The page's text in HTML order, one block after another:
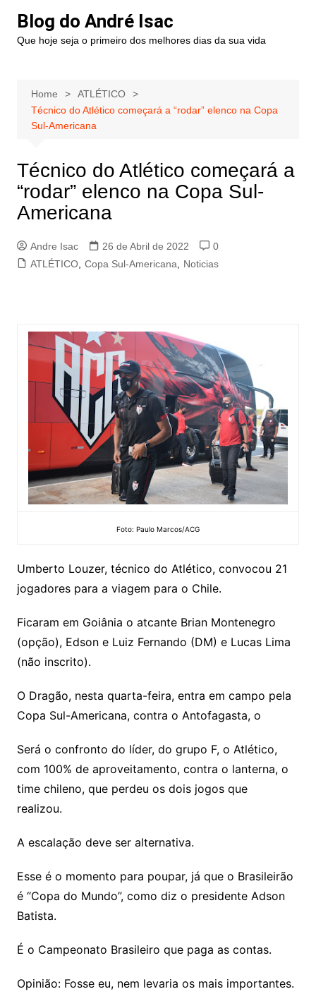
Blog do André Isac
Que hoje seja o primeiro dos melhores dias da sua vida
Home
ATLÉTICO
Técnico do Atlético começará a “rodar” elenco na Copa
Sul-Americana
Técnico do Atlético começará a
“rodar” elenco na Copa Sul-
Americana
Andre Isac 26 de Abril de 2022
0
ATLÉTICO, Copa Sul-Americana Noticias
Foto: Paulo Marcos/ACG
Umberto Louzer, técnico do Atlético, convocou 21
jogadores para a viagem para o Chile.
Ficaram em Goiânia o atcante Brian Montenegro
(opção), Edson e Luiz Fernando (DM) e Lucas Lima
(não inscrito).
O Dragão, nesta quarta-feira, entra em campo pela
Copa Sul-Americana, contra o Antofagasta, o
Será o confronto do líder, do grupo F, o Atlético,
com 100% de aproveitamento, contra o lanterna, o
time chileno, que perdeu os dois jogos que
realizou.
A escalação deve ser alternativa.
Esse é o momento para poupar, já que o Brasileirão
é “Copa do Mundo”, como diz o presidente Adson
Batista.
É o Campeonato Brasileiro que paga as contas.
Opinião: Fosse eu, nem levaria os mais importantes.